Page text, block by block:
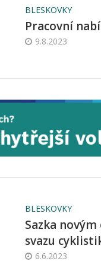
BLESKOVKY
Pracovní
9.8.2023
BLESKOVKY
Sazka
svazu
6.6.2023